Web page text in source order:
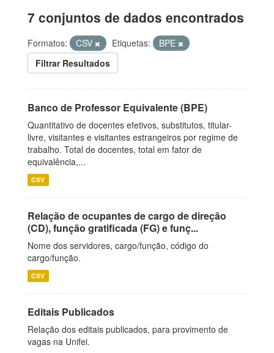
7 conjuntos de dados encontrados
Formatos: CSV Etiquetas:
BPE
Filtrar Resultados
Banco de Professor Equivalente (BPE)
Quantitativo de docentes efetivos, substitutos, titular-
livre, visitantes e visitantes estrangeiros por regime de
trabalho. Total de docentes, total em fator de
equivalência,...
CSV
Relação de ocupantes de cargo de direção
(CD), função gratificada (FG) e funç...
Nome dos servidores, cargo/função, código do
cargo/função.
CSV
Editais Publicados
Relação dos editais publicados, para provimento de
vagas na Unifei.